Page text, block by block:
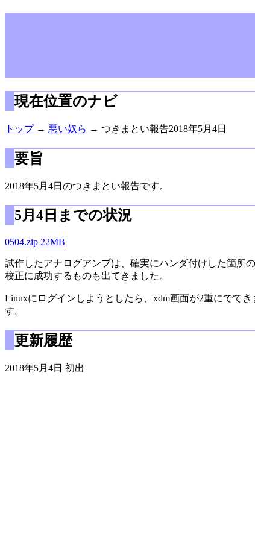
現在位置のナビ
トップ→ 悪い奴ら → つきまとい報告2018年5月4日
要旨
2018年5月4日のつきまとい報告です。
5月4日までの状況
0504.zip 22MB
試作したアナログアンプは、確実にハンダ付けした箇所
校正に成功するものも出てきました。
Linuxにログインしようとしたら、xdm画面が2重にでて
す。
更新履歴
2018年5月4日 初出